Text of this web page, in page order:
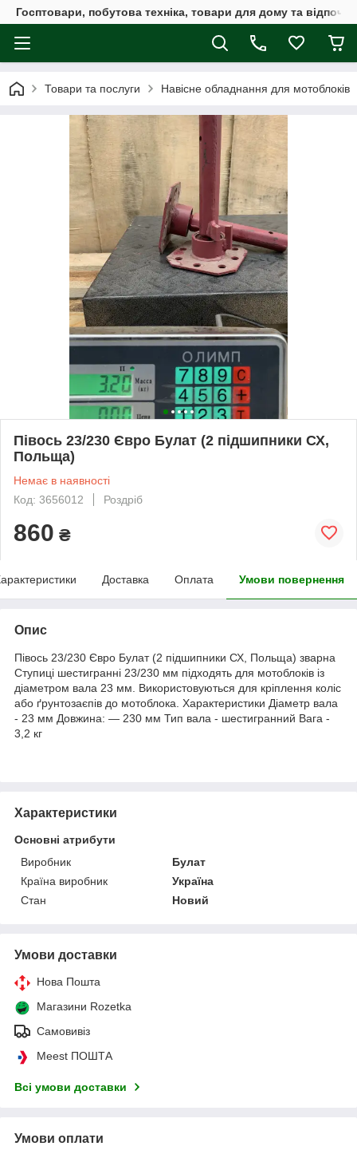
Госптовари, побутова техніка, товари для дому та
Товари та послуги Навісне обладнання для мотоблоків
Півось 23/230 Євро Булат (2 підшипники СХ,
Польща)
Немає в наявності
Код: 3656012
Роздріб
860 ₴
Доставка Оплата Умови повернення
Опис
Півось 23/230 Євро Булат (2 підшипники СХ, Польща) зварна
Ступиці шестигранні 23/230 мм підходять для мотоблоків із
діаметром вала 23 мм. Використовуються для кріплення коліс
або ґрунтозаєпів до мотоблока. Характеристики Діаметр вала
- 23 мм Довжина: — 230 мм Тип вала - шестигранний Вага -
3,2 кг
Характеристики
Основні атрибути
Виробник
Булат
Країна виробник
Україна
Стан
Новий
Умови доставки
Нова Пошта
Магазини Rozetka
Самовивіз
Meest ПОШТА
Всі умови доставки
Умови оплати